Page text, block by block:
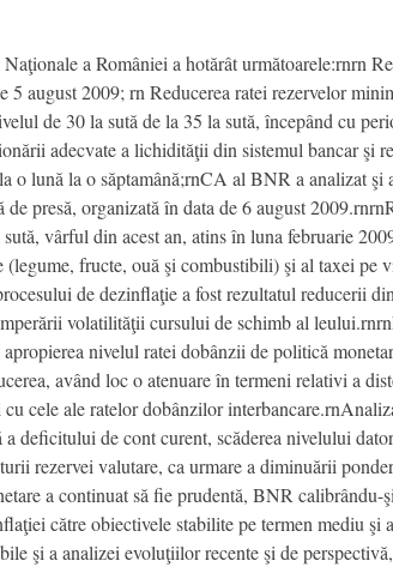
a României a hotărât următoarele:rnrn
august 2009; rn Reducerea ratei rezervelor
de 30 la sută de la 35 la sută, începând cu
adecvate a lichidităţii din sistemul bancar şi
o lună la o săptamână;rnCA al BNR a analizat şi
presă, organizată în data de 6 august
vârful din acest an, atins în luna februarie
fructe, ouă şi combustibili) şi al taxei pe
de dezinflaţie a fost rezultatul reducerii
volatilităţii cursului de schimb al
nivelul ratei dobânzii de politică
având loc o atenuare în termeni relativi a
cele ale ratelor dobânzilor
deficitului de cont curent, scăderea nivelului
rezervei valutare, ca urmare a diminuării
a continuat să fie prudentă, BNR calibrându-
către obiectivele stabilite pe termen mediu
şi a analizei evoluţiilor recente şi de